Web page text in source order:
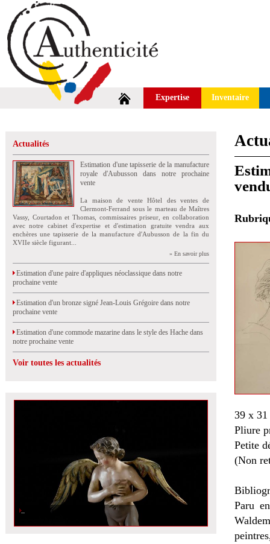
Expertise Inventaire
Actualités
Estimation d'une tapisserie de la manufacture
royale d'Aubusson dans notre prochaine
vente
La maison de vente Hôtel des ventes de
Clermont-Ferrand sous le marteau de Maîtres
Vassy, Courtadon et Thomas, commissaires priseur, en collaboration
avec notre cabinet d'expertise et d'estimation gratuite vendra aux
enchères une tapisserie de la manufacture d'Aubusson de la fin du
XVIIe siècle figurant...
» En savoir plus
Estimation d'une paire d'appliques néoclassique dans notre
prochaine vente
Estimation d'un bronze signé Jean-Louis Grégoire dans notre
prochaine vente
Estimation d'une commode mazarine dans le style des Hache dans
notre prochaine vente
Voir toutes les actualités
39 x 31
Pliure
Petite
(Non
Paru